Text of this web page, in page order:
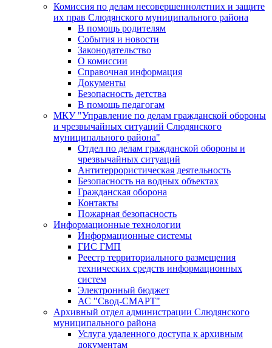
Комиссия по делам несовершеннолетних и защите
их прав Слюдянского муниципального района
В помощь родителям
События и новости
Законодательство
О комиссии
Справочная информация
Документы
Безопасность детства
В помощь педагогам
МКУ "Управление по делам гражданской обороны
и чрезвычайных ситуаций Слюдянского
муниципального района"
Отдел по делам гражданской обороны и
чрезвычайных ситуаций
Антитеррористическая деятельность
Безопасность на водных объектах
Гражданская оборона
Контакты
Пожарная безопасность
Информационные технологии
Информационные системы
ГИС ГМП
Реестр территориального размещения
технических средств информационных
систем
Электронный бюджет
АС "Свод-СМАРТ"
Архивный отдел администрации Слюдянского
муниципального района
Услуга удаленного доступа к архивным
документам